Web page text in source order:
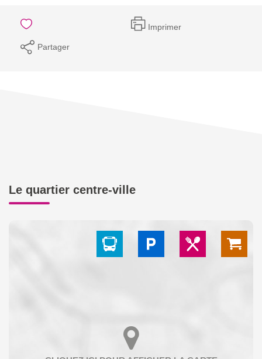
Imprimer
Partager
Le quartier centre-ville